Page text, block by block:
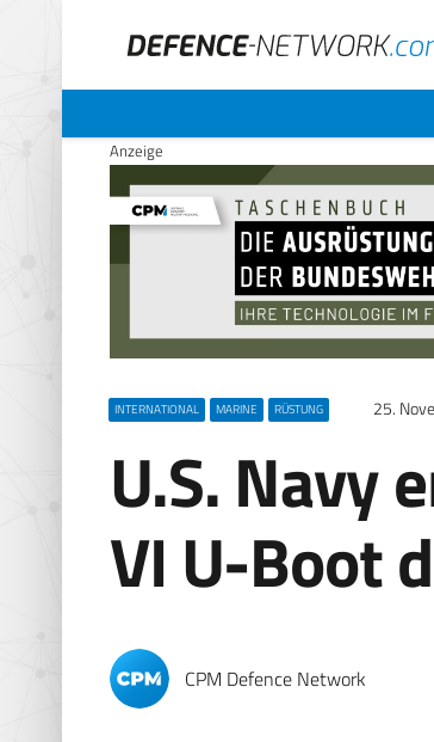
Anzeige
INTERNATIONAL MARINE RÜSTUNG 25.
U.S. Navy
VI U-Boot
CPM Defence Network